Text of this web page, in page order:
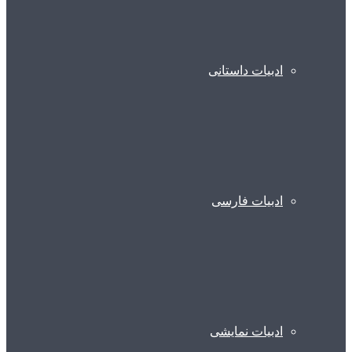
ادبیات داستانی
ادبیات فارسی
ادبیات نمایشی